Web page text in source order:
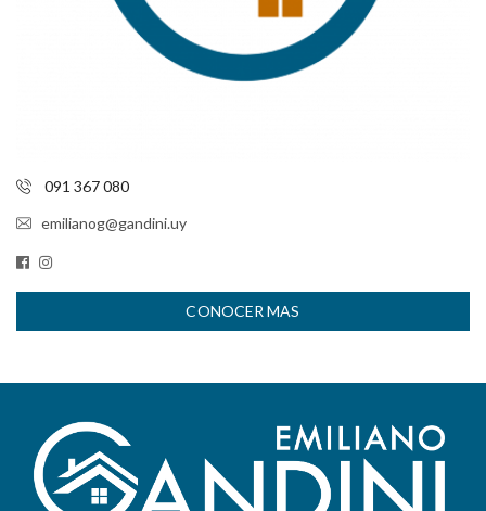
091 367 080
emilianog@gandini.uy
CONOCER MAS